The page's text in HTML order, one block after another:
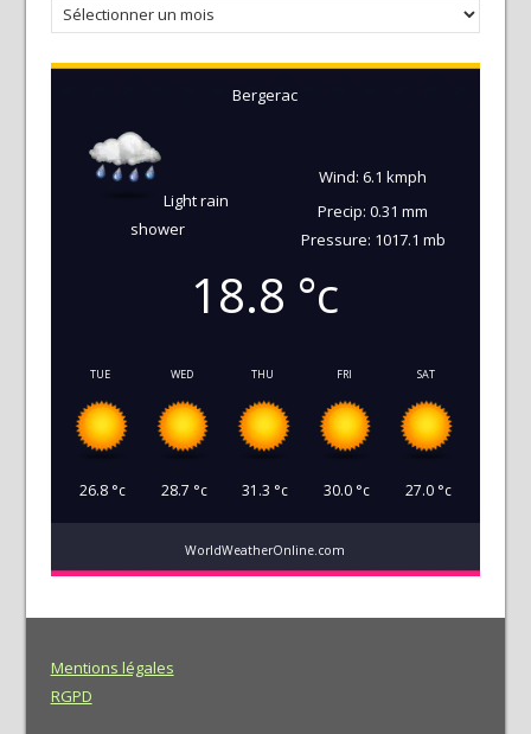
Bergerac
Light rain
shower
Wind: 6.1 kmph
Precip: 0.31 mm
Pressure: 1017.1 mb
18.8 °c
TUE
26.8 °c
WED
28.7 °c
THU
31.3 °c
FRI
30.0°c
SAT
27.0°c
WorldWeatherOnline.com
Mentions légales
RGPD